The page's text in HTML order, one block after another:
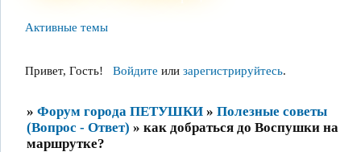
Активные темы
Привет, Гость! Войдите или зарегистрируйтесь.
» Форум города ПЕТУШКИ » Полезные советы
(Вопрос - Ответ) » как добраться до Воспушки на
маршрутке?